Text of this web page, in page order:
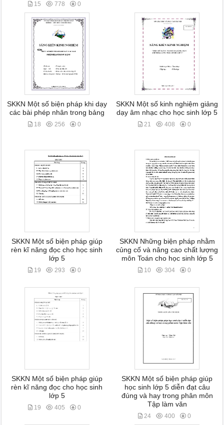
15 778 0
SKKN Một số biện pháp khi dạy
các bài phép nhân trong bảng
18 256 0
SKKN Một số kinh nghiệm giảng
dạy âm nhạc cho học sinh lớp 5
21 408 0
SKKN Một số biện pháp giúp
rèn kĩ năng đọc cho học sinh
lớp 5
19 293 0
SKKN Những biện pháp nhằm
củng cố và nâng cao chất lượng
môn Toán cho học sinh lớp 5
10 304 0
SKKN Một số biện pháp giúp
rèn kĩ năng đọc cho học sinh
lớp 5
19 405 0
SKKN Một số biện pháp giúp
học sinh lớp 5 diễn đạt câu
đúng và hay trong phân môn
Tập làm văn
24 400 0